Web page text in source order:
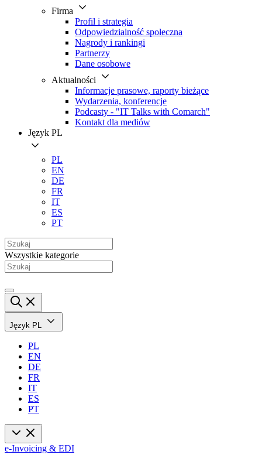
Firma
Profil i strategia
Odpowiedzialność społeczna
Nagrody i rankingi
Partnerzy
Dane osobowe
Aktualności
Informacje prasowe, raporty bieżące
Wydarzenia, konferencje
Podcasty - "IT Talks with Comarch"
Kontakt dla mediów
Język PL
PL
EN
DE
FR
IT
ES
PT
Wszystkie kategorie
Język PL
PL
EN
DE
FR
IT
ES
PT
e-Invoicing & EDI